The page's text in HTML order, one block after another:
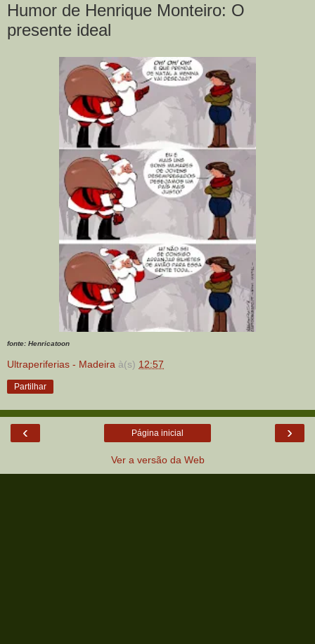
Humor de Henrique Monteiro: O
presente ideal
fonte: Henricatoon
Ultraperiferias - Madeira à(s) 12:57
Partilhar
‹ ›
Página inicial
Ver a versão da Web